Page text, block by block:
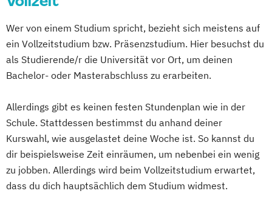
Wer von einem Studium spricht, bezieht sich meistens auf
ein Vollzeitstudium bzw. Präsenzstudium. Hier besuchst du
als Studierende/r die Universität vor Ort, um deinen
Bachelor- oder Masterabschluss zu erarbeiten.
Allerdings gibt es keinen festen Stundenplan wie in der
Schule. Stattdessen bestimmst du anhand deiner
Kurswahl, wie ausgelastet deine Woche ist. So kannst du
dir beispielsweise Zeit einräumen, um nebenbei ein wenig
zu jobben. Allerdings wird beim Vollzeitstudium erwartet,
dass du dich hauptsächlich dem Studium widmest.